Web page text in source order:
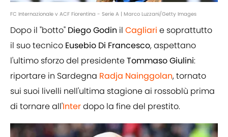
FC Internazionale v ACF Fiorentina - Serie A | Marco Luzzani/Getty Images
Dopo il "botto" DiegoGodin il Cagliari e soprattutto
il suo tecnico Eusebio Di Francesco, aspettano
l'ultimo sforzo del presidenteTommaso Giulini:
riportare in Sardegna Radja Nainggolan, tornato
sui suoi livelli nell'ultima stagione ai rossoblù prima
di tornare all'Interdopo la fine del prestito.